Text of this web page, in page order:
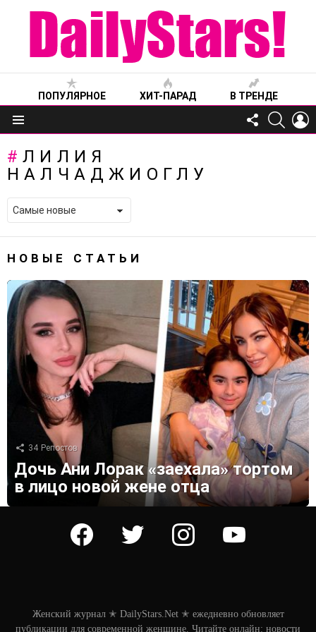
ПОПУЛЯРНОЕ ХИТ-ПАРАД В ТРЕНДЕ
Меню
FOLLOW
US
ЛИЛИЯ
НАЛЧАДЖИОГЛУ
НОВЫЕ СТАТЬИ
34 Репостов
Дочь Ани Лорак «заехала» тортом
в лицо новой жене отца
facebook twitter instagram youtube
Женский журнал ✭ DailyStars.Net ✭ ежедневно обновляет
публикации для современной женщине. Читайте онлайн: новости